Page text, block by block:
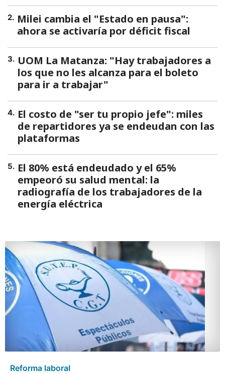
2. Milei cambia el "Estado en pausa":
ahora se activaría por déficit fiscal
3. UOM La Matanza: "Hay trabajadores a
los que no les alcanza para el boleto
para ir a trabajar"
4. El costo de "ser tu propio jefe": miles
de repartidores ya se endeudan con las
plataformas
5. El 80% está endeudado y el 65%
empeoró su salud mental: la
radiografía de los trabajadores de la
energía eléctrica
Reforma laboral